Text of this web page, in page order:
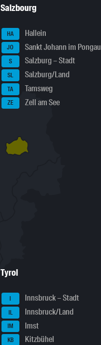
Salzbourg
HA Hallein
JO Sankt Johann im Pongau
S Salzburg – Stadt
SL Salzburg/Land
TA Tamsweg
ZE Zell am See
Tyrol
I Innsbruck – Stadt
IL Innsbruck/Land
IM Imst
KB Kitzbühel